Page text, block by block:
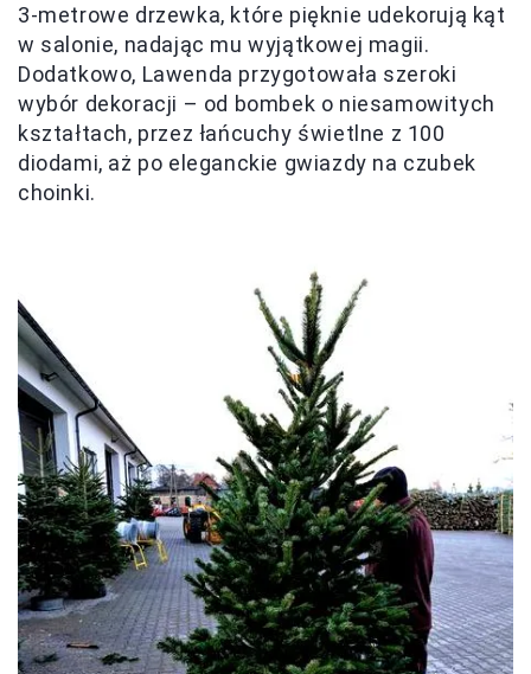
3-metrowe drzewka, które pięknie udekorują kąt
w salonie, nadając mu wyjątkowej magii.
Dodatkowo, Lawenda przygotowała szeroki
wybór dekoracji – od bombek o niesamowitych
kształtach, przez łańcuchy świetlne z 100
diodami, aż po eleganckie gwiazdy na czubek
choinki.